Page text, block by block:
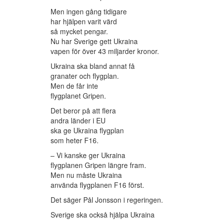
Men ingen gång tidigare
har hjälpen varit värd
så mycket pengar.
Nu har Sverige gett Ukraina
vapen för över 43 miljarder kronor.
Ukraina ska bland annat få
granater och flygplan.
Men de får inte
flygplanet Gripen.
Det beror på att flera
andra länder i EU
ska ge Ukraina flygplan
som heter F16.
– Vi kanske ger Ukraina
flygplanen Gripen längre fram.
Men nu måste Ukraina
använda flygplanen F16 först.
Det säger Pål Jonsson i regeringen.
Sverige ska också hjälpa Ukraina